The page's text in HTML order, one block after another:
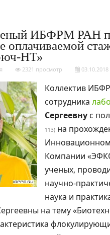
ИБФРМ РАН
оплачиваемой
НТ»
2321 просмотр 03.10.2018
Коллектив
сотрудника
Сергеевну с
113) на
Компании
ученых,
научно-
наука и
на тему